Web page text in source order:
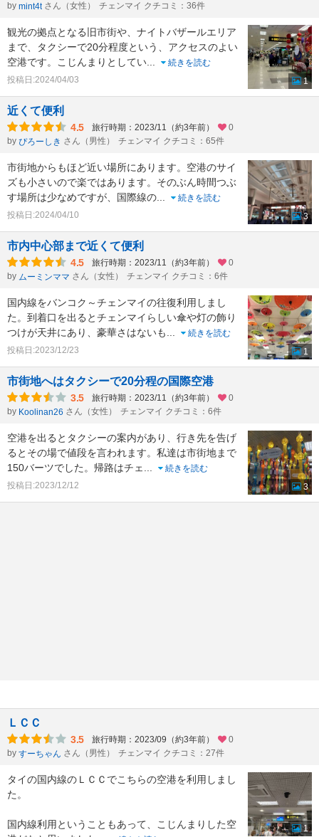
by mint4t さん（女性） チェンマイ クチコミ：36件
観光の拠点となる旧市街や、ナイトバザールエリア
まで、タクシーで20分程度という、アクセスのよい
空港です。こじんまりとしてい
続きを読む
投稿日:2024/04/03
1
近くて便利
4.5 旅行時期：2023/11（約3年前）
0
by ぴろーしき さん（男性） チェンマイ クチコミ：65件
市街地からもほど近い場所にあります。空港のサイ
ズも小さいので楽ではあります。そのぶん時間つぶ
す場所は少なめですが、国際線の
続きを読む
投稿日:2024/04/10
3
市内中心部まで近くて便利
4.5 旅行時期：2023/11（約3年前）
0
by ムーミンママ さん（女性） チェンマイ クチコミ：6件
国内線をバンコク～チェンマイの往復利用しまし
た。到着口を出るとチェンマイらしい傘や灯の飾り
つけが天井にあり、豪華さはないも
続きを読む
投稿日:2023/12/23
1
市街地へはタクシーで20分程の国際空港
3.5 旅行時期：2023/11（約3年前）
0
by Koolinan26 さん（女性） チェンマイ クチコミ：6件
空港を出るとタクシーの案内があり、行き先を告げ
るとその場で値段を言われます。私達は市街地まで
150バーツでした。帰路はチェ
続きを読む
投稿日:2023/12/12
3
ＬＣＣ
3.5 旅行時期：2023/09（約3年前）
0
by すーちゃん さん（男性） チェンマイ クチコミ：27件
タイの国内線のＬＣＣでこちらの空港を利用しまし
た。
国内線利用ということもあって、こじんまりした空
1